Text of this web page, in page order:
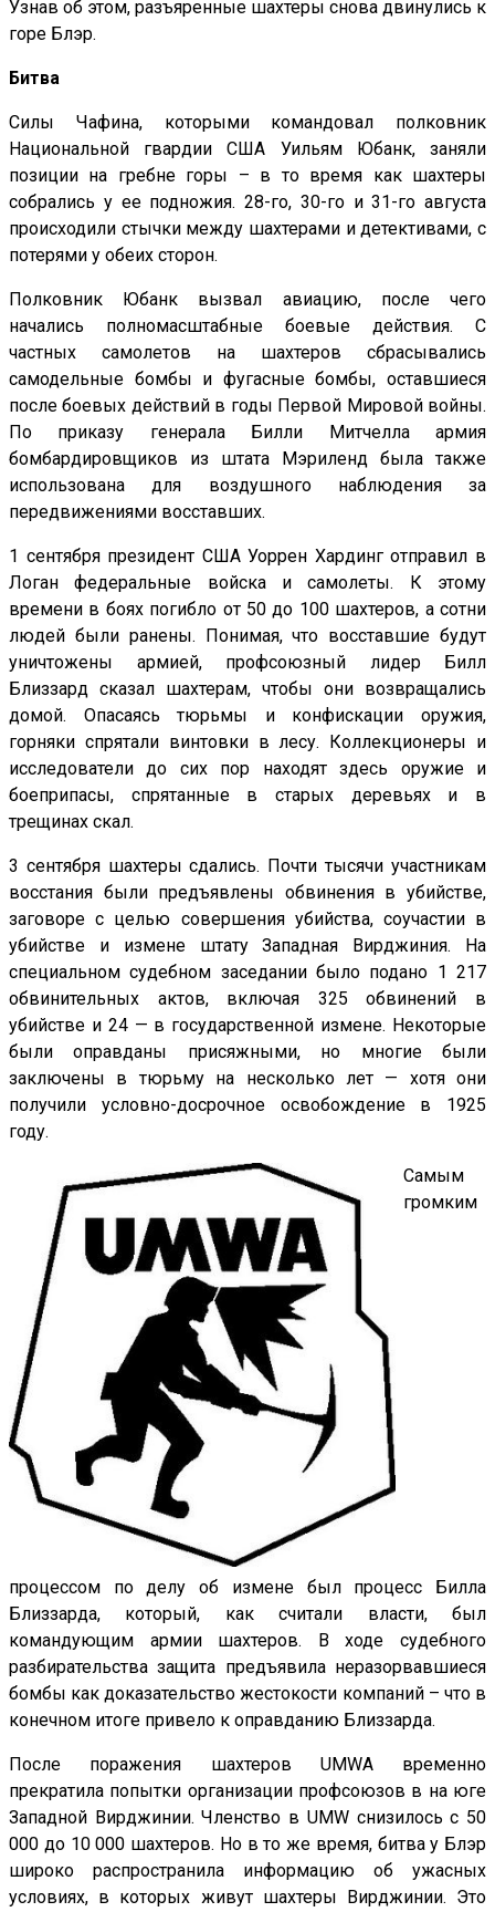
Узнав об этом, разъяренные шахтеры снова двинулись к
горе Блэр.
Битва
Силы Чафина, которыми командовал полковник
Национальной гвардии США Уильям Юбанк, заняли
позиции на гребне горы – в то время как шахтеры
собрались у ее подножия. 28-го, 30-го и 31-го августа
происходили стычки между шахтерами и детективами, с
потерями у обеих сторон.
Полковник Юбанк вызвал авиацию, после чего
начались полномасштабные боевые действия. С
частных самолетов на шахтеров сбрасывались
самодельные бомбы и фугасные бомбы, оставшиеся
после боевых действий в годы Первой Мировой войны.
По приказу генерала Билли Митчелла армия
бомбардировщиков из штата Мэриленд была также
использована для воздушного наблюдения за
передвижениями восставших.
1 сентября президент США Уоррен Хардинг отправил в
Логан федеральные войска и самолеты. К этому
времени в боях погибло от 50 до 100 шахтеров, а сотни
людей были ранены. Понимая, что восставшие будут
уничтожены армией, профсоюзный лидер Билл
Близзард сказал шахтерам, чтобы они возвращались
домой. Опасаясь тюрьмы и конфискации оружия,
горняки спрятали винтовки в лесу. Коллекционеры и
исследователи до сих пор находят здесь оружие и
боеприпасы, спрятанные в старых деревьях и в
трещинах скал.
3 сентября шахтеры сдались. Почти тысячи участникам
восстания были предъявлены обвинения в убийстве,
заговоре с целью совершения убийства, соучастии в
убийстве и измене штату Западная Вирджиния. На
специальном судебном заседании было подано 1 217
обвинительных актов, включая 325 обвинений в
убийстве и 24 — в государственной измене. Некоторые
были оправданы присяжными, но многие были
заключены в тюрьму на несколько лет — хотя они
получили условно-досрочное освобождение в 1925
году.
Самым
громким
процессом по делу об измене был процесс Билла
Близзарда, который, как считали власти, был
командующим армии шахтеров. В ходе судебного
разбирательства защита предъявила неразорвавшиеся
бомбы как доказательство жестокости компаний – что в
конечном итоге привело к оправданию Близзарда.
После поражения шахтеров UMWA временно
прекратила попытки организации профсоюзов в на юге
Западной Вирджинии. Членство в UMW снизилось с 50
000 до 10 000 шахтеров. Но в то же время, битва у Блэр
широко распространила информацию об ужасных
условиях, в которых живут шахтеры Вирджинии. Это